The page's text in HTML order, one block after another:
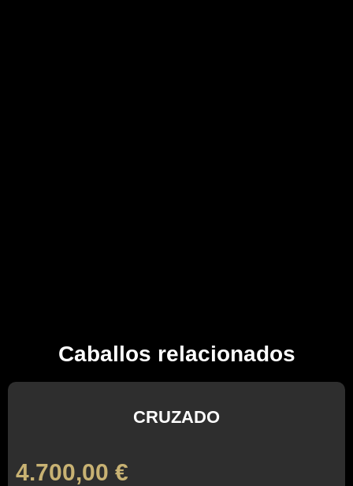
Caballos relacionados
CRUZADO
4.700,00 €